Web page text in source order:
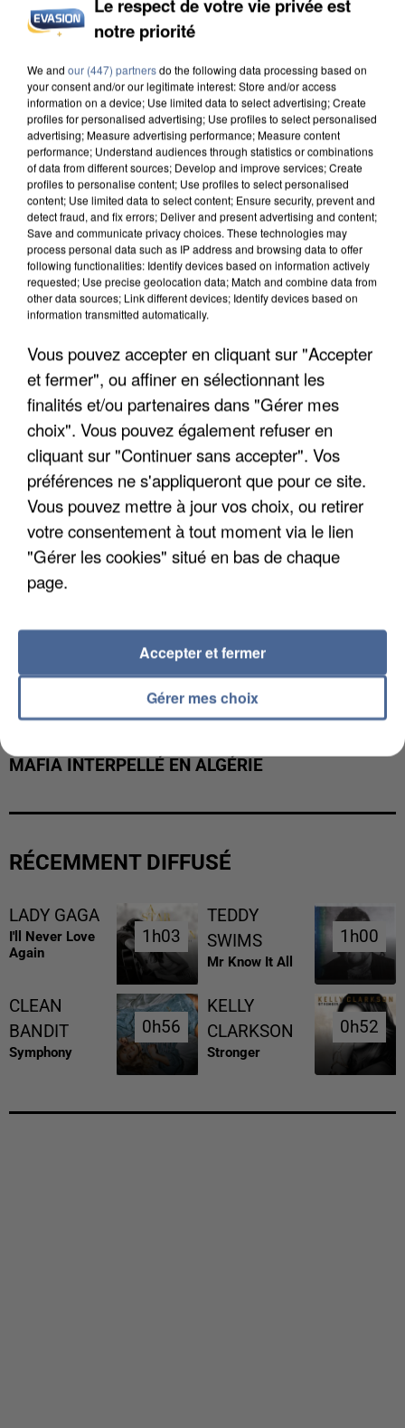
INCENDIES : L’ÎLE-DE-FRANCE LANCE UN ÉLAN
DE SOLIDARITÉ AVEC LES...
APRÈS TOUTES CES CANICULES, LES REFUGES
DE FAUNE SAUVAGE SONT...
MAFIA INTERPELLÉ EN ALGÉRIE
RÉCEMMENT DIFFUSÉ
LADY GAGA
I'll Never Love
Again
1h03
1h03
TEDDY
SWIMS
Mr Know It All
1h00
1h00
CLEAN
BANDIT
Symphony
0h56
0h56
KELLY
CLARKSON
Stronger
0h52
0h52
notre priorité
We and our (447) partnersdo the following data processing based on
your consent and/or our legitimate interest: Store and/or access
information on a device; Use limited data to select advertising; Create
profiles for personalised advertising; Use profiles to select personalised
advertising; Measure advertising performance; Measure content
performance; Understand audiences through statistics or combinations
of data from different sources; Develop and improve services; Create
profiles to personalise content; Use profiles to select personalised
content; Use limited data to select content; Ensure security, prevent and
detect fraud, and fix errors; Deliver and present advertising and content;
Save and communicate privacy choices. These technologies may
process personal data such as IP address and browsing data to offer
following functionalities: Identify devices based on information actively
requested; Use precise geolocation data; Match and combine data from
other data sources; Link different devices; Identify devices based on
information transmitted automatically.
Vous pouvez accepter en cliquant sur "Accepter
et fermer", ou affiner en sélectionnant les
finalités et/ou partenaires dans "Gérer mes
choix". Vous pouvez également refuser en
cliquant sur "Continuer sans accepter". Vos
préférences ne s'appliqueront que pour ce site.
Vous pouvez mettre à jour vos choix, ou retirer
votre consentement à tout moment via le lien
"Gérer les cookies" situé en bas de chaque
page.
Gérer mes choix
Accepter et fermer